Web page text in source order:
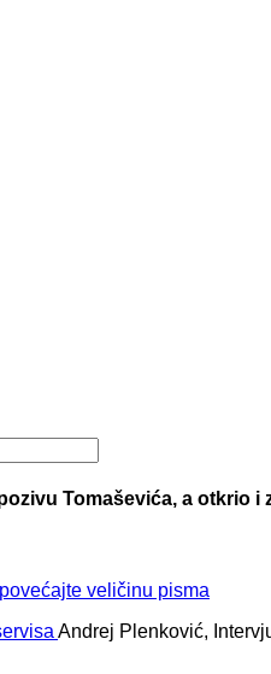
Tomaševića, a otkrio i
povećajte veličinu pisma
Andrej Plenković,